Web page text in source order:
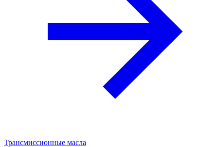
Трансмиссионные масла